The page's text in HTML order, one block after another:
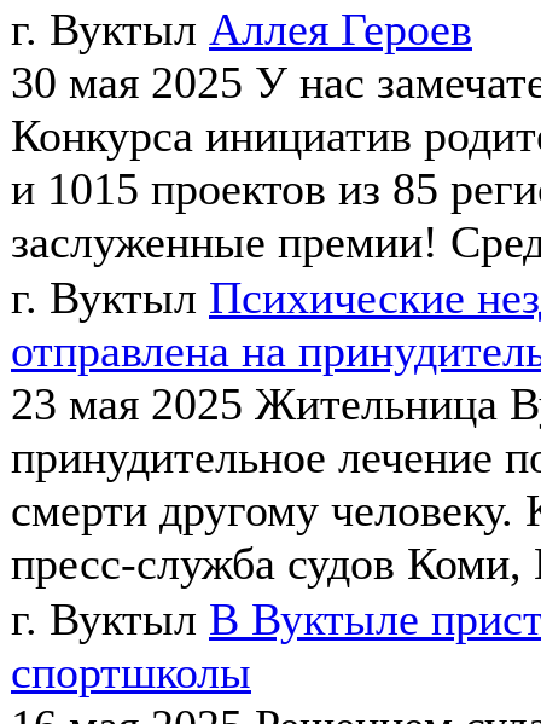
г. Вуктыл Аллея Героев
30 мая 2025 У нас
Конкурса инициатив
и 1015 проектов из 85
заслуженные премии!
г. Вуктыл Психические
отправлена на
23 мая 2025 Жительница
принудительное лечение
смерти другому
пресс-служба судов
г. Вуктыл В Вуктыле
спортшколы